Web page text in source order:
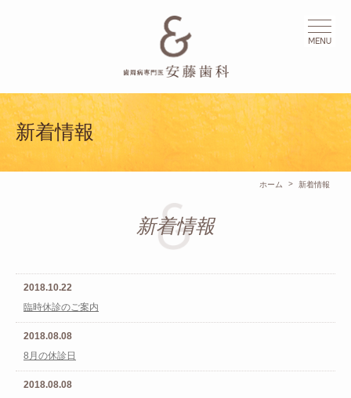
新着情報
ホーム > 新着情報
新着情報
2018.10.22
臨時休診のご案内
2018.08.08
8月の休診日
2018.08.08